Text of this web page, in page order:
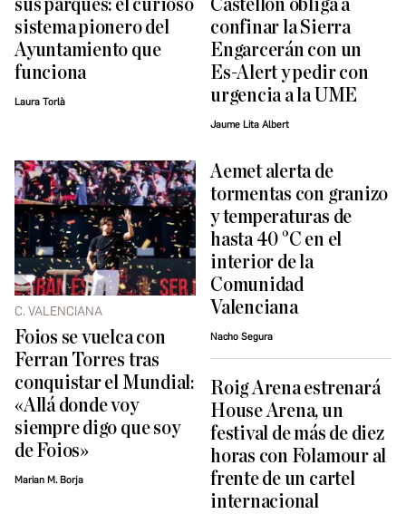
sus parques: el curioso
sistema pionero del
Ayuntamiento que
funciona
Laura Torlà
Castellón obliga a
confinar la Sierra
Engarcerán con un
Es-Alert y pedir con
urgencia a la UME
Jaume Lita Albert
C. VALENCIANA
Foios se vuelca con
Ferran Torres tras
conquistar el Mundial:
«Allá donde voy
siempre digo que soy
de Foios»
Marian M. Borja
Aemet alerta de
tormentas con granizo
y temperaturas de
hasta 40 °C en el
interior de la
Comunidad
Valenciana
Nacho Segura
Roig Arena estrenará
House Arena, un
festival de más de diez
horas con Folamour al
frente de un cartel
internacional